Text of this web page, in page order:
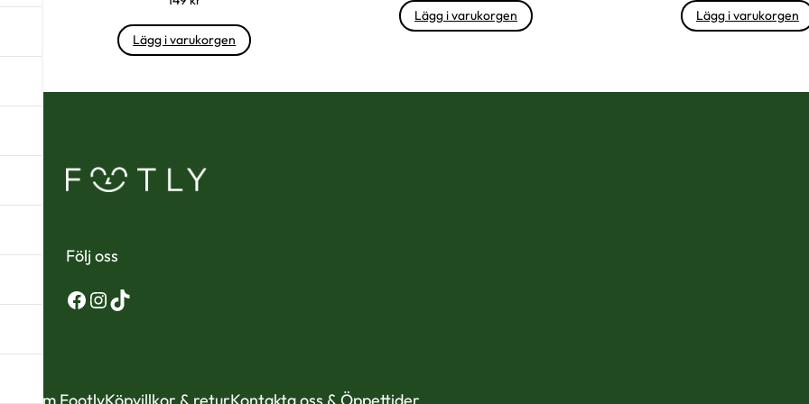
Lägg i varukorgen
Lägg i varukorgen Lägg i varukorgen
Följ oss
Facebook
Instagram
TikTok
Om FootlyKöpvillkor & returKontakta oss & Öppettider